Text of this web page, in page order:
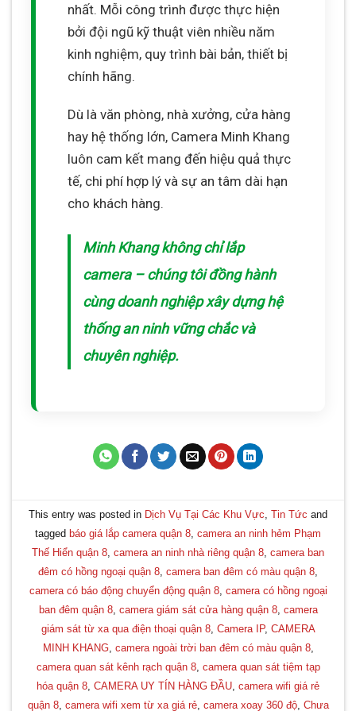
nhất. Mỗi công trình được thực hiện
bởi đội ngũ kỹ thuật viên nhiều năm
kinh nghiệm, quy trình bài bản, thiết bị
chính hãng.
Dù là văn phòng, nhà xưởng, cửa hàng
hay hệ thống lớn, Camera Minh Khang
luôn cam kết mang đến hiệu quả thực
tế, chi phí hợp lý và sự an tâm dài hạn
cho khách hàng.
Minh Khang không chỉ lắp
camera – chúng tôi đồng hành
cùng doanh nghiệp xây dựng hệ
thống an ninh vững chắc và
chuyên nghiệp.
This entry was posted in Dịch Vụ Tại Các Khu Vực Tin Tức and
tagged báo giá lắp camera quận 8 camera an ninh hẻm Phạm
Thế Hiển quận 8 camera an ninh nhà riêng quận 8 camera ban
đêm có hồng ngoại quận 8 camera ban đêm có màu quận 8
camera có báo động chuyển động quận 8, camera có hồng ngoại
ban đêm quận 8, camera giám sát cửa hàng quận 8, camera
giám sát từ xa qua điện thoại quận 8, Camera IP, CAMERA
MINH KHANG, camera ngoài trời ban đêm có màu quận 8,
camera quan sát kênh rạch quận 8, camera quan sát tiệm tạp
hóa quận 8 CAMERA UY TÍN HÀNG ĐẦU camera wifi giá rẻ
quận 8, camera wifi xem từ xa giá rẻ, camera xoay 360 độ, Chưa